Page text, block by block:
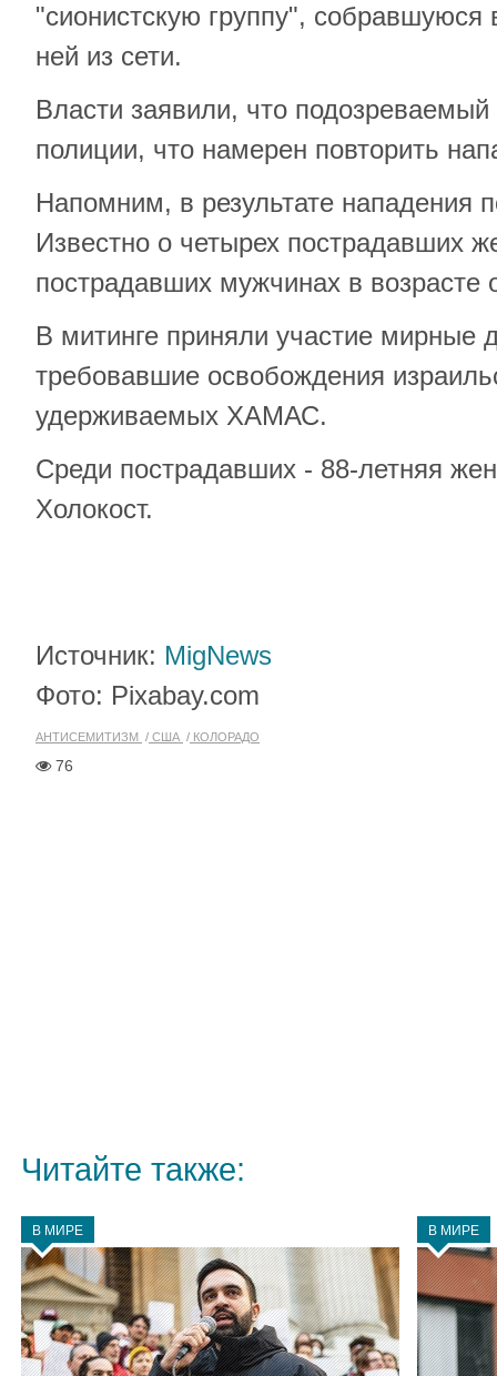
"сионистскую группу", собравшуюся
ней из сети.
Власти заявили, что
полиции, что намерен повторить
Напомним, в результате нападения
Известно о четырех пострадавших
пострадавших мужчинах в возрасте
В митинге приняли участие мирные
требовавшие освобождения
удерживаемых ХАМАС.
Среди пострадавших - 88-летняя
Холокост.
Источник: MigNews
Фото: Pixabay.com
АНТИСЕМИТИЗМ США КОЛОРАДО
76
Читайте также:
В МИРЕ В МИРЕ